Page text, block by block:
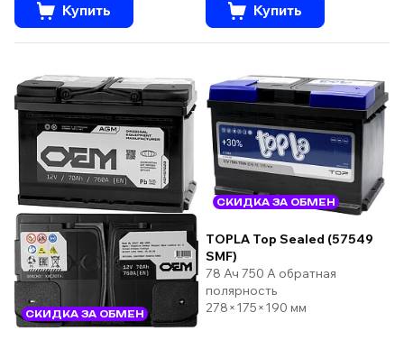
Купить Купить
СКИДКА ЗА ОБМЕН
СКИДКА ЗА ОБМЕН
TOPLA Top Sealed (57549
SMF)
78 Ач 750 А обратная
полярность
278×175×190 мм